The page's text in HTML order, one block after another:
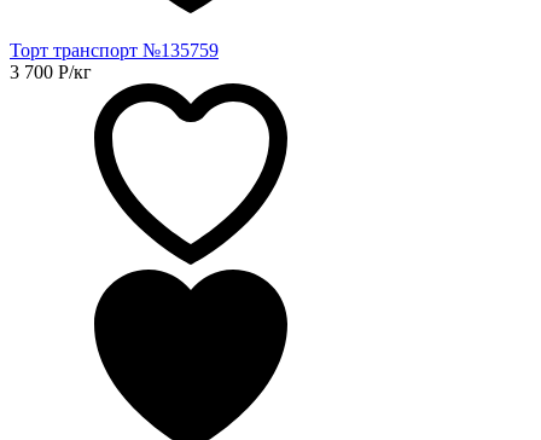
Торт транспорт №135759
3 700 Р/кг